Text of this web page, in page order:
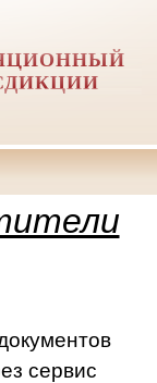
сервис